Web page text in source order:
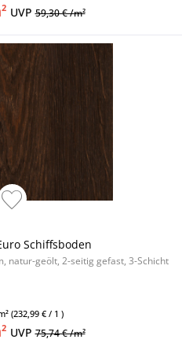
UVP59,30 € /m²
Schiffsboden
natur-geölt, 2-seitig gefast, 3-Schicht
(232,99 € / 1 )
UVP75,74 € /m²